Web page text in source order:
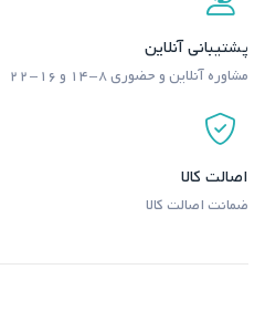
پشتیبانی آنلاین
مشاوره آنلاین و حضوری ۸-۱۴ و ۱۶-۲۲
اصالت کالا
ضمانت اصالت کالا